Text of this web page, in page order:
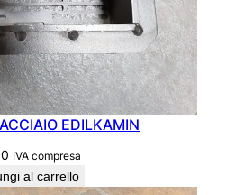
EDILKAMIN
IVA compresa
al carrello